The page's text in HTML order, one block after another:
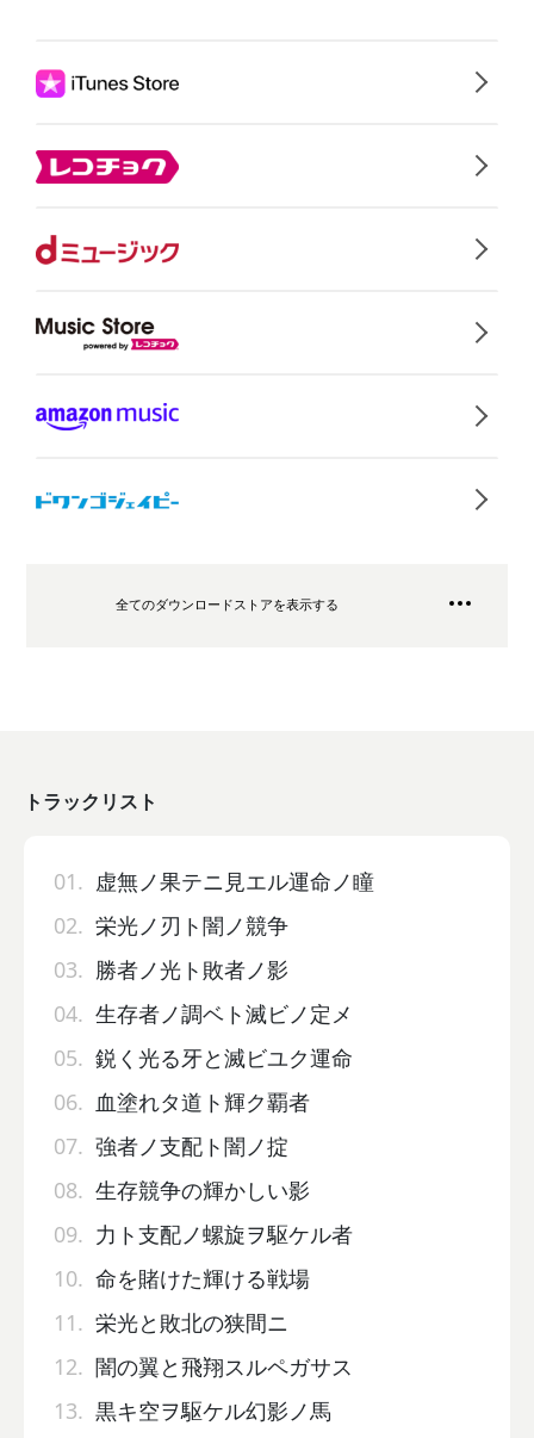
全てのダウンロードストアを表示する
トラックリスト
01. 虚無ノ果テニ見エル運命ノ瞳
02. 栄光ノ刃ト闇ノ競争
03. 勝者ノ光ト敗者ノ影
04. 生存者ノ調ベト滅ビノ定メ
05. 鋭く光る牙と滅ビユク運命
06. 血塗れタ道ト輝ク覇者
07. 強者ノ支配ト闇ノ掟
08. 生存競争の輝かしい影
09. 力ト支配ノ螺旋ヲ駆ケル者
10. 命を賭けた輝ける戦場
11. 栄光と敗北の狭間ニ
12. 闇の翼と飛翔スルペガサス
13. 黒キ空ヲ駆ケル幻影ノ馬